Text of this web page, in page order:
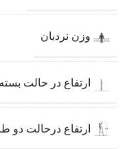
وزن نردبان
ارتفاع در حالت بسته
ارتفاع درحالت دو